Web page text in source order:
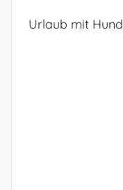
Urlaub mit Hund